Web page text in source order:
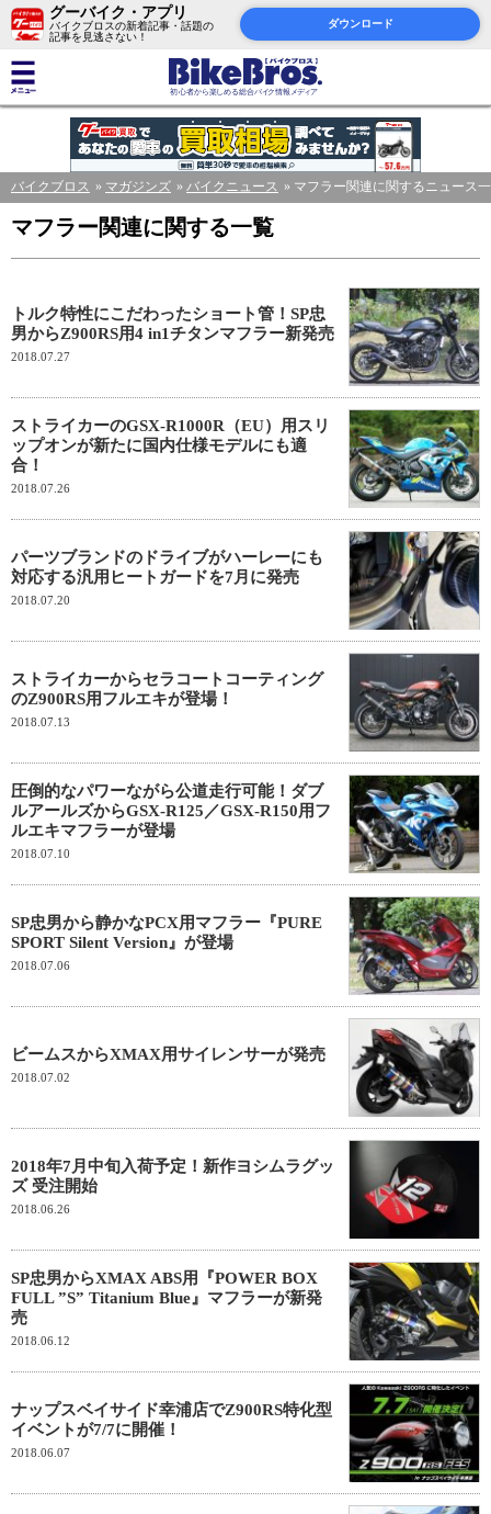
グーバイク・アプリ
バイクブロスの新着記事・話題の
記事を見逃さない！
ダウンロード
バイクブロス マガジンズ バイクニュース マフラー関連に関するニュース
マフラー関連に関する一覧
トルク特性にこだわったショート管！SP忠
男からZ900RS用4 in1チタンマフラー新発売
2018.07.27
ストライカーのGSX-R1000R（EU）用スリ
ップオンが新たに国内仕様モデルにも適
合！
2018.07.26
パーツブランドのドライブがハーレーにも
対応する汎用ヒートガードを7月に発売
2018.07.20
ストライカーからセラコートコーティング
のZ900RS用フルエキが登場！
2018.07.13
圧倒的なパワーながら公道走行可能！ダブ
ルアールズからGSX-R125／GSX-R150用フ
ルエキマフラーが登場
2018.07.10
SP忠男から静かなPCX用マフラー『PURE
SPORT Silent Version』が登場
2018.07.06
ビームスからXMAX用サイレンサーが発売
2018.07.02
2018年7月中旬入荷予定！新作ヨシムラグッ
ズ 受注開始
2018.06.26
SP忠男からXMAX ABS用『POWER BOX
FULL ”S” Titanium Blue』マフラーが新発
売
2018.06.12
ナップスベイサイド幸浦店でZ900RS特化型
イベントが7/7に開催！
2018.06.07